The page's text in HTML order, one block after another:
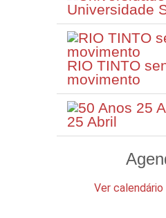
Universidade
RIO TINTO
movimento
25 Abril
Ver